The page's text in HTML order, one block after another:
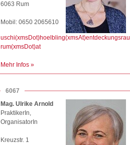
6063 Rum
Mobil: 0650 2065610
rum(xmsDot)at
Mehr Infos »
6067
Mag. Ulrike Arnold
PraktikerIn,
OrganisatorIn
Kreuzstr. 1